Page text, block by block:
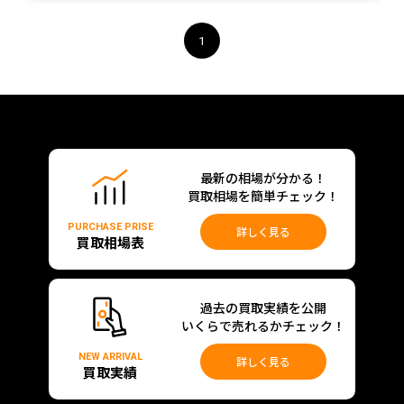
1
PURCHASE PRISE
買取相場表
最新の相場が分かる！
買取相場を簡単チェック！
詳しく見る
NEW ARRIVAL
買取実績
過去の買取実績を公開
いくらで売れるかチェック！
詳しく見る